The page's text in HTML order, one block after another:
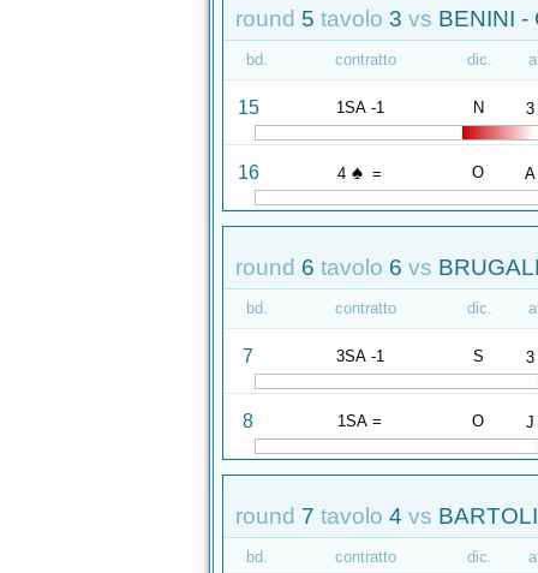
round 5 tavolo 3 vs BENINI -
bd. contratto dic.
15 1SA -1 N 3
16 4 ♠ = O A
round 6 tavolo 6 vs
bd. contratto dic.
7 3SA -1 S 3
8 1SA = O J
round 7 tavolo 4 vs
bd. contratto dic.